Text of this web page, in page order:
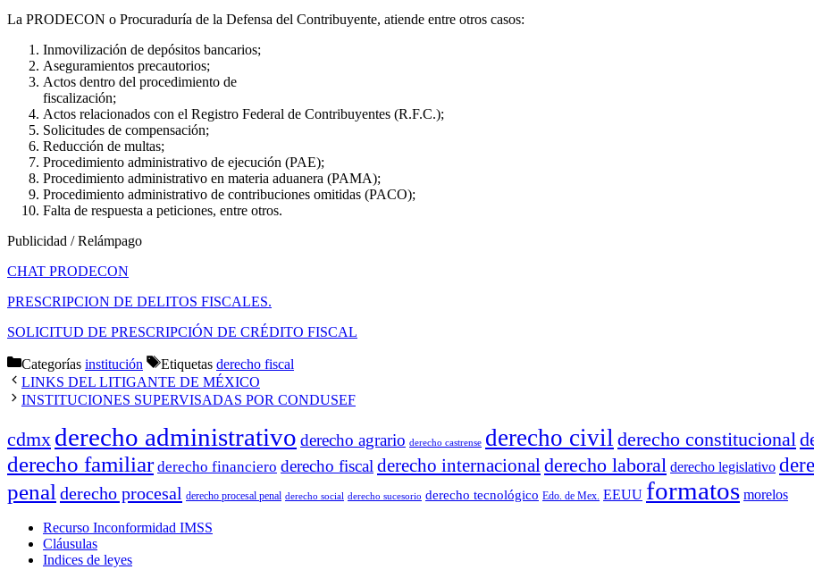
La PRODECON o Procuraduría de la Defensa del Contribuyente, atiende entre otros casos:
Inmovilización de depósitos bancarios;
Aseguramientos precautorios;
Actos dentro del procedimiento de
fiscalización;
Actos relacionados con el Registro Federal de Contribuyentes (R.F.C.);
Solicitudes de compensación;
Reducción de multas;
Procedimiento administrativo de ejecución (PAE);
Procedimiento administrativo en materia aduanera (PAMA);
Procedimiento administrativo de contribuciones omitidas (PACO);
Falta de respuesta a peticiones, entre otros.
Publicidad / Relámpago
CHAT PRODECON
PRESCRIPCION DE DELITOS FISCALES.
SOLICITUD DE PRESCRIPCIÓN DE CRÉDITO FISCAL
Categorías institución Etiquetas derecho fiscal
LINKS DEL LITIGANTE DE MÉXICO
INSTITUCIONES SUPERVISADAS POR CONDUSEF
cdmx derecho administrativo derecho agrario derecho castrense derecho civil derecho constitucional
derecho familiar derecho financiero derecho fiscal derecho internacionalderecho laboral derecho legislativo
penal derecho procesal derecho procesal penal derecho social derecho sucesorio derecho tecnológico Edo. de Mex. EEUU formatos morelos
Recurso Inconformidad IMSS
Cláusulas
Indices de leyes